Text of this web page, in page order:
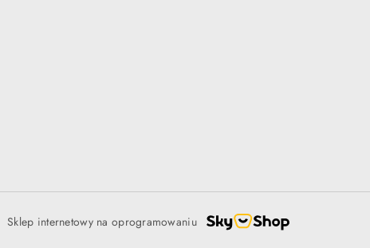
Sklep internetowy na oprogramowaniu